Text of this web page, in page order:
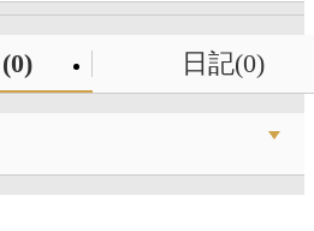
日記(0)